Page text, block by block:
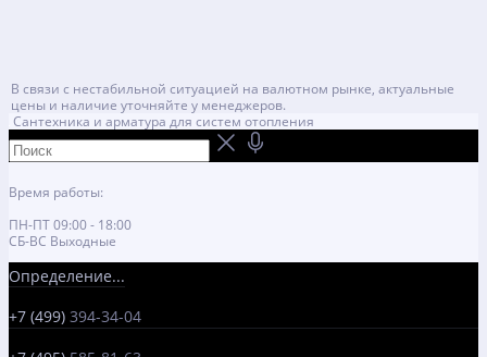
В связи с нестабильной ситуацией на валютном рынке, актуальные
цены и наличие уточняйте у менеджеров.
Сантехника и арматура для систем отопления
Время работы:
ПН-ПТ 09:00 - 18:00
СБ-ВС Выходные
Определение...
+7 (499) 394-34-04